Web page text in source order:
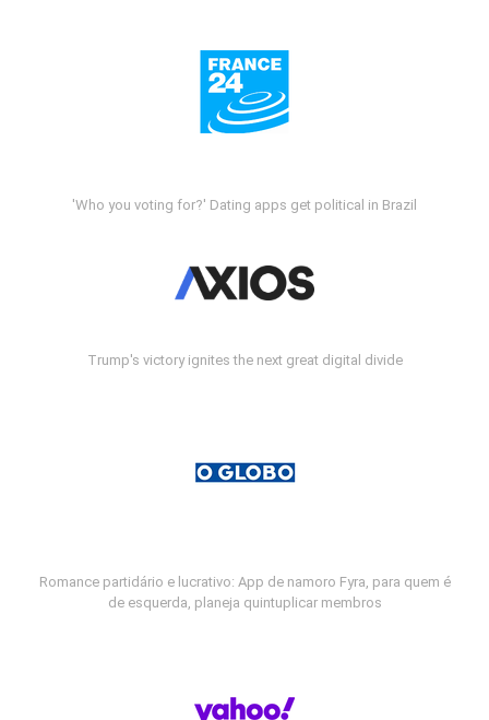
'Who you voting for?' Dating apps get political in Brazil
Trump's victory ignites the next great digital divide
Romance partidário e lucrativo: App de namoro Fyra, para quem é
de esquerda, planeja quintuplicar membros